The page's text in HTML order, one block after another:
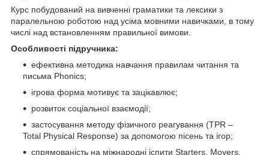
Курс побудований на вивченні граматики та лексики з
паралельною роботою над усіма мовними навичками, в тому
числі над встановленням правильної вимови.
Особливості підручника:
ефективна методика навчання правилам читання та
письма Phonics;
ігрова форма мотивує та зацікавлює;
розвиток соціальної взаємодії;
застосування методу фізичного реагування (TPR –
Total Physical Response) за допомогою пісень та ігор;
спрямованість на міжнародні іспити Starters, Movers,